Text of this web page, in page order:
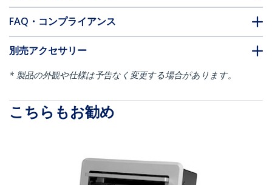
FAQ・コンプライアンス
別売アクセサリー
* 製品の外観や仕様は予告なく変更する場合があります。
こちらもお勧め